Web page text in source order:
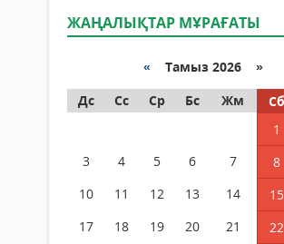
ЖАҢАЛЫҚТАР МҰРАҒАТЫ
« Тамыз 2026 »
Дс
Сс Ср Бс Жм Сб
1
3
4 5 6 7 8
10
11 12 13 14 15
17
18 19 20 21 22